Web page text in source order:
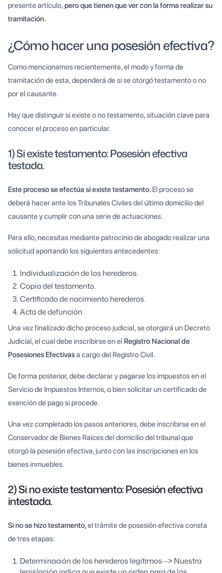
presente artículo,pero que tienen que ver con la forma realizar su
tramitación.
¿Cómo hacer una posesión efectiva?
Como mencionamos recientemente, el modo y forma de
tramitación de esta, dependerá de si se otorgó testamento o no
por el causante.
Hay que distinguir si existe o no testamento, situación clave para
conocer el proceso en particular.
1) Si existe testamento: Posesión efectiva
testada.
Este proceso se efectúa si existe testamento. El proceso se
deberá hacer ante los Tribunales Civiles del último domicilio del
causante y cumplir con una serie de actuaciones.
Para ello, necesitas mediante patrocinio de abogado realizar una
solicitud aportando los siguientes antecedentes:
Individualización de los herederos.
Copia del testamento.
Certificado de nacimiento herederos.
Acta de defunción.
Una vez finalizado dicho proceso judicial, se otorgará un Decreto
Judicial, el cual debe inscribirse en el Registro Nacional de
Posesiones Efectivasa cargo del Registro Civil.
De forma posterior, debe declarar y pagarse los impuestos en el
Servicio de Impuestos Internos, o bien solicitar un certificado de
exención de pago si procede.
Una vez completado los pasos anteriores, debe inscribirse en el
Conservador de Bienes Raíces del domicilio del tribunal que
otorgó la posesión efectiva, junto con las inscripciones en los
bienes inmuebles.
2) Si no existe testamento: Posesión efectiva
intestada.
Si no se hizo testamento,el trámite de posesión efectiva consta
de tres etapas:
Determinación de los herederos legítimos--> Nuestra